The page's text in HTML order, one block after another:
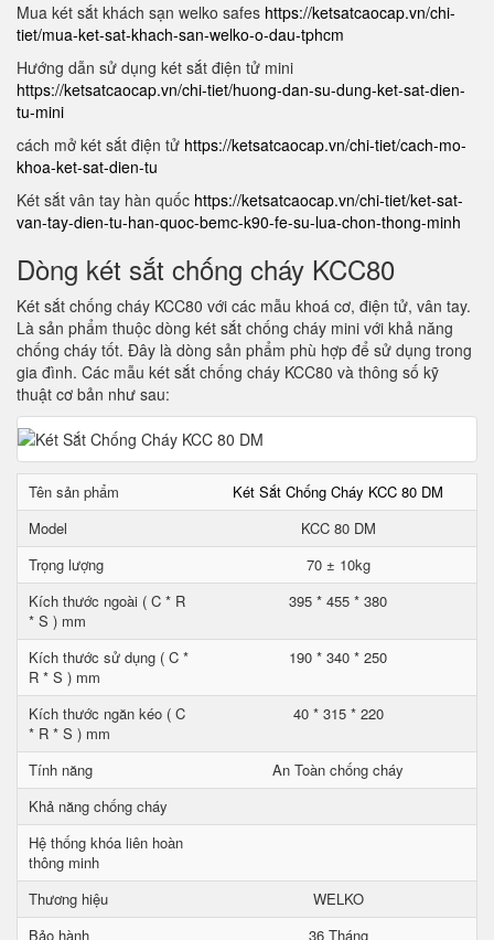
Mua két sắt khách sạn welko safes https://ketsatcaocap.vn/chi-
tiet/mua-ket-sat-khach-san-welko-o-dau-tphcm
Hướng dẫn sử dụng két sắt điện tử mini
https://ketsatcaocap.vn/chi-tiet/huong-dan-su-dung-ket-sat-dien-
tu-mini
cách mở két sắt điện tử https://ketsatcaocap.vn/chi-tiet/cach-mo-
khoa-ket-sat-dien-tu
Két sắt vân tay hàn quốc https://ketsatcaocap.vn/chi-tiet/ket-sat-
van-tay-dien-tu-han-quoc-bemc-k90-fe-su-lua-chon-thong-minh
Dòng két sắt chống cháy KCC80
Két sắt chống cháy KCC80 với các mẫu khoá cơ, điện tử, vân tay.
Là sản phẩm thuộc dòng két sắt chống cháy mini với khả năng
chống cháy tốt. Đây là dòng sản phẩm phù hợp để sử dụng trong
gia đình. Các mẫu két sắt chống cháy KCC80 và thông số kỹ
thuật cơ bản như sau:
Tên sản phẩm
Két Sắt Chống Cháy KCC 80 DM
Model
KCC 80 DM
Trọng lượng
70 ± 10kg
Kích thước ngoài ( C * R
* S ) mm
395 * 455 * 380
Kích thước sử dụng ( C *
R * S ) mm
190 * 340 * 250
Kích thước ngăn kéo ( C
* R * S ) mm
40 * 315 * 220
Tính năng
An Toàn chống cháy
Khả năng chống cháy
Hệ thống khóa liên hoàn
thông minh
Thương hiệu
WELKO
Bảo hành
36 Tháng